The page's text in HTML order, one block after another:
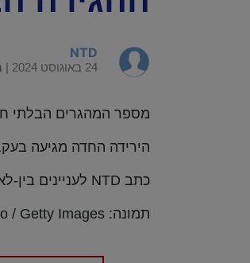
NTD
24 באוגוסט 2024 |
מספר המהגרים הבלתי חוקיים
הירידה החדה מגיעה
כתב NTD לעניינים בין-לאומיים דיוויד ויווס עם הפרטים.
תמונה: Marco Di Lauro / Getty Images